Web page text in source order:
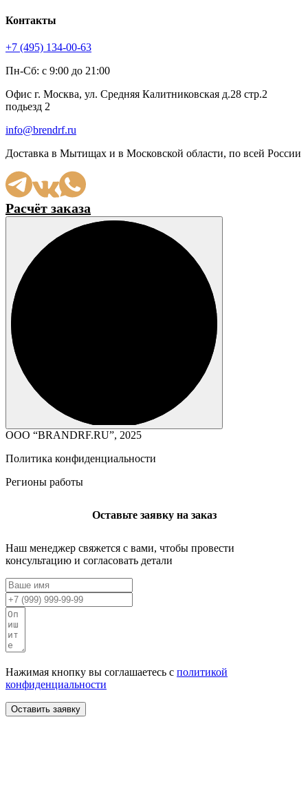
Контакты
+7 (495) 134-00-63
Пн-Сб: с 9:00 до 21:00
Офис г. Москва, ул. Средняя Калитниковская д.28 стр.2
подьезд 2
info@brendrf.ru
Доставка в Мытищах и в Московской области, по всей России
Расчёт заказа
ООО “BRANDRF.RU”, 2025
Политика конфиденциальности
Регионы работы
Оставьте заявку на заказ
Наш менеджер свяжется с вами, чтобы провести
консультацию и согласовать детали
Нажимая кнопку вы соглашаетесь с политикой
конфиденциальности
Оставить заявку